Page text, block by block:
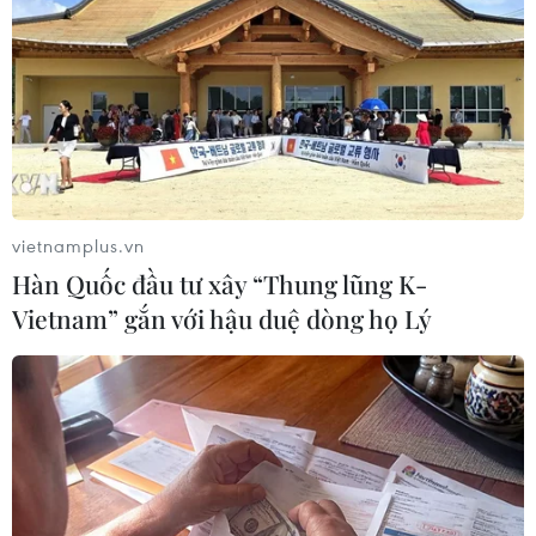
một giọt màu là phải tẩy toàn bộ bức tranh đi
sơn lại, thậm chí phải vứt bỏ làm lại từ đầu.
Thổi hồn dân tộc vào tranh
kính
Các sản phẩm tranh kính Vinh Coba được người
tiêu dùng ưa chuộng không chỉ bởi độ bền và kỹ
thuật tinh xảo cao mà còn chạm đến bản sắc
văn hoá Việt, từ chủ đề mang giá trị văn hoá,
tâm linh, con người đến những đề tài tượng
trưng cho nét đẹp dân gian Việt Nam. Với khát
vọng ấy, nghệ nhân Phạm Hồng Vinh đã thổi
hồn lên những những tấm kính vô tri thành
những tác phẩm điêu khắc nghệ thuật bền bỉ
với thời gian.
vietnamplus.vn
Hàn Quốc đầu tư xây “Thung lũng K-
Vietnam” gắn với hậu duệ dòng họ Lý